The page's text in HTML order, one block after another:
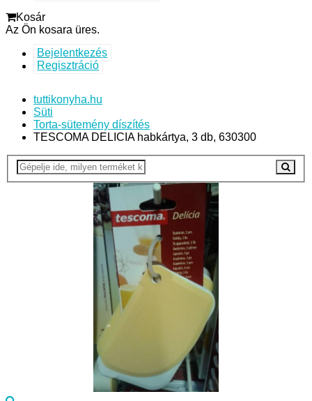
Kosár
Az Ön kosara üres.
Bejelentkezés
Regisztráció
tuttikonyha.hu
Süti
Torta-sütemény díszítés
TESCOMA DELICIA habkártya, 3 db, 630300